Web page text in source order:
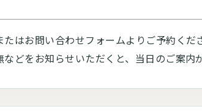
たはお問い合わせフォームよりご予約く
どをお知らせいただくと、当日のご案内